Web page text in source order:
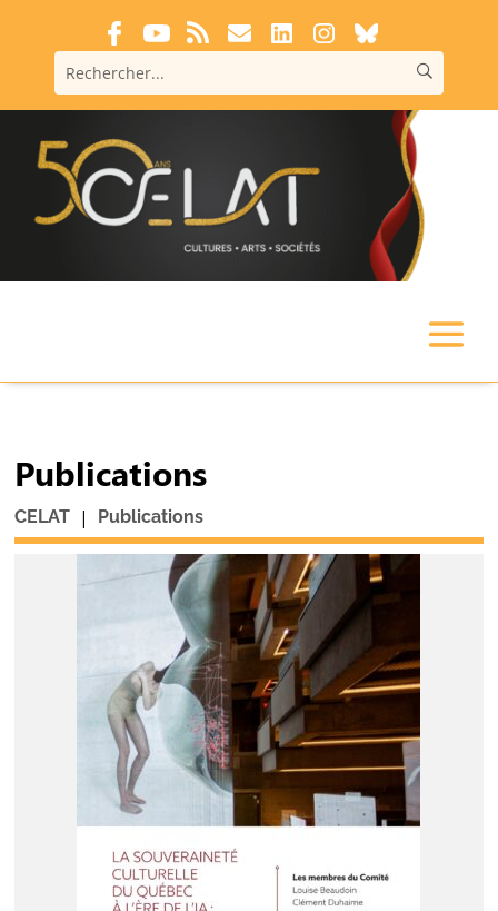
Publications
CELAT | Publications